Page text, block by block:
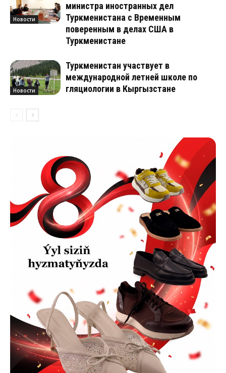
Новости
министра иностранных дел
Туркменистана с Временным
поверенным в делах США в
Туркменистане
Новости
Туркменистан участвует в
международной летней школе по
гляциологии в Кыргызстане